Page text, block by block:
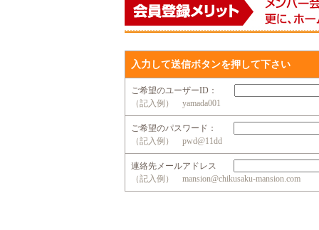
入力して送信ボタンを押して下さい
ご希望のユーザーID：
（記入例） yamada001
ご希望のパスワード：
（記入例） pwd@11dd
連絡先メールアドレス
（記入例） mansion@chikusaku-mansion.com